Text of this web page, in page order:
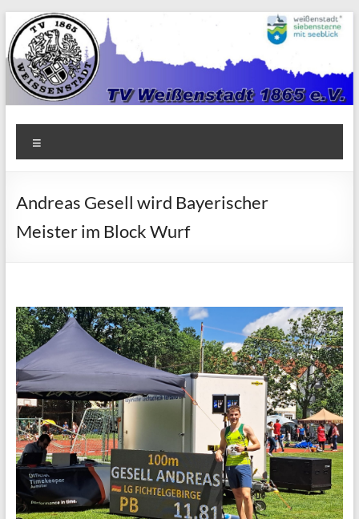
Zum
Inhalt
springen
TV
1865
Weißenstadt
e.V.
Andreas Gesell wird Bayerischer
Meister im Block Wurf